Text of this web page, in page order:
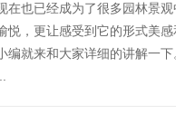
在也已经成为了很多园林景
悦，更让感受到它的形式美
编就来和大家详细的讲解一